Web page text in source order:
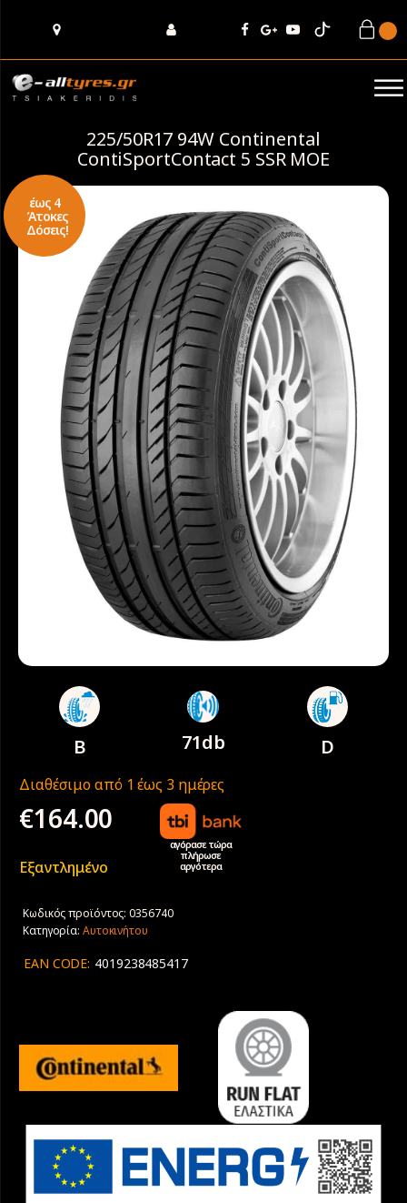
225/50R17 94W Continental
ContiSportContact 5 SSR MOE
έως 4
Άτοκες
Δόσεις!
B 71db D
Διαθέσιμο από 1 έως 3 ημέρες
€164.00
αγόρασε τώρα
πλήρωσε
αργότερα
Εξαντλημένο
Κωδικός προϊόντος:0356740
Κατηγορία: Αυτοκινήτου
EAN CODE: 4019238485417